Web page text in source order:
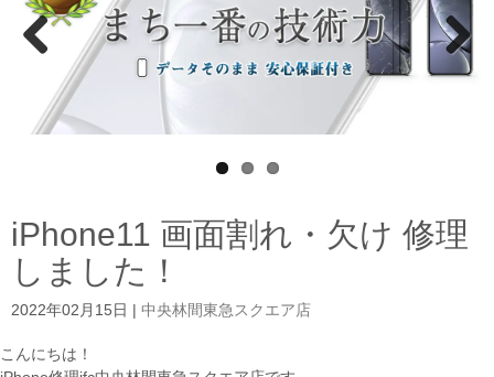
Next
iPhone11 画面割れ・欠け 修理
しました！
2022年02月15日 中央林間東急スクエア店
こんにちは！